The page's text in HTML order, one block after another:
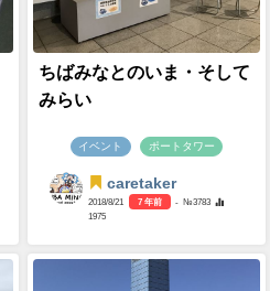
ちばみなとのいま・そして
みらい
イベント ポートタワー
caretaker
2018/8/21 7 年前
- №3783
1975